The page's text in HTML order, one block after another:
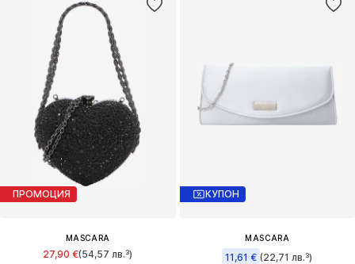
ПРОМОЦИЯ
MASCARA
27,90 €(54,57 лв.³)
КУПОН
MASCARA
11,61 € (22,71 лв.³)